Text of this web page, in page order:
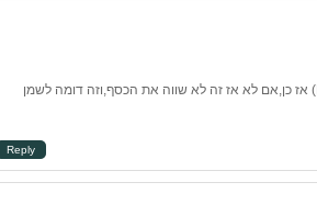
Reply
תלוי,אם זה שמן דקלים כתית מעולה (EXTRA VIRGIN) אז כן,אם לא אז זה לא שווה את הכסף,וזה דומה לשמן